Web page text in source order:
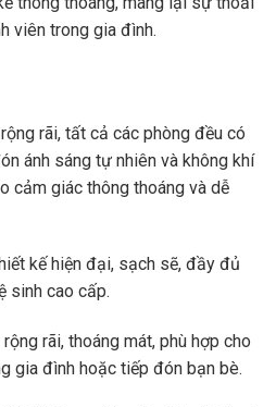
viên trong gia đình.
rãi, tất cả các phòng đều có
ánh sáng tự nhiên và không khí
cảm giác thông thoáng và dễ
kế hiện đại, sạch sẽ, đầy đủ
sinh cao cấp.
rộng rãi, thoáng mát, phù hợp cho
gia đình hoặc tiếp đón bạn bè.